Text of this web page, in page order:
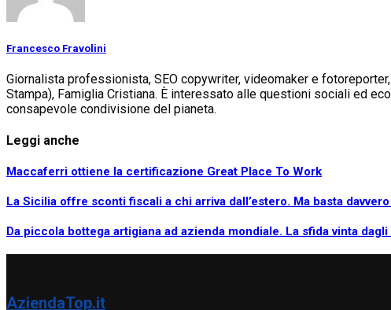
Francesco Fravolini
Giornalista professionista, SEO copywriter, videomaker e
Stampa), Famiglia Cristiana. È interessato alle questioni sociali ed
consapevole condivisione del pianeta.
Leggi anche
Maccaferri ottiene la certificazione Great Place To Work
La Sicilia offre sconti fiscali a chi arriva dall’estero. Ma basta
Da piccola bottega artigiana ad azienda mondiale. La sfida vinta
AziendaTop.it